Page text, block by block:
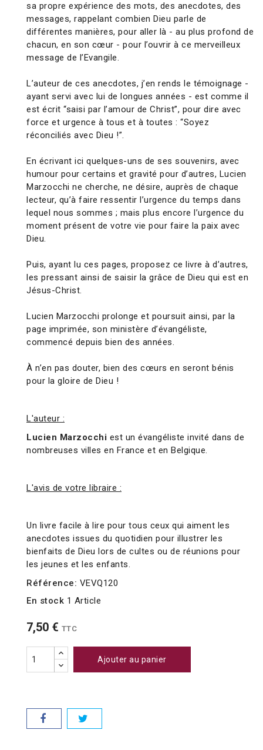
sa propre expérience des mots, des anecdotes, des
messages, rappelant combien Dieu parle de
différentes manières, pour aller là - au plus profond de
chacun, en son cœur - pour l’ouvrir à ce merveilleux
message de l’Evangile.
L’auteur de ces anecdotes, j’en rends le témoignage -
ayant servi avec lui de longues années - est comme il
est écrit “saisi par l’amour de Christ”, pour dire avec
force et urgence à tous et à toutes : “Soyez
réconciliés avec Dieu !”.
En écrivant ici quelques-uns de ses souvenirs, avec
humour pour certains et gravité pour d’autres, Lucien
Marzocchi ne cherche, ne désire, auprès de chaque
lecteur, qu’à faire ressentir l’urgence du temps dans
lequel nous sommes ; mais plus encore l’urgence du
moment présent de votre vie pour faire la paix avec
Dieu.
Puis, ayant lu ces pages, proposez ce livre à d’autres,
les pressant ainsi de saisir la grâce de Dieu qui est en
Jésus-Christ.
Lucien Marzocchi prolonge et poursuit ainsi, par la
page imprimée, son ministère d’évangéliste,
commencé depuis bien des années.
À n’en pas douter, bien des cœurs en seront bénis
pour la gloire de Dieu !
L'auteur :
Lucien Marzocchi est un évangéliste invité dans de
nombreuses villes en France et en Belgique.
L'avis de votre libraire :
Un livre facile à lire pour tous ceux qui aiment les
anecdotes issues du quotidien pour illustrer les
bienfaits de Dieu lors de cultes ou de réunions pour
les jeunes et les enfants.
Référence: VEVQ120
En stock 1 Article
7,50 € TTC
Ajouter au panier